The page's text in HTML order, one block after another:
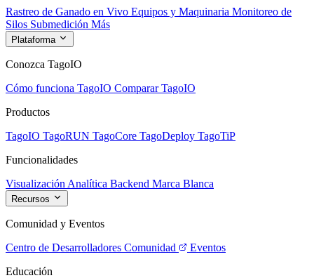
Rastreo de Ganado en Vivo Equipos y Maquinaria Monitoreo de
Silos Submedición Más
Plataforma
Conozca TagoIO
Cómo funciona TagoIO Comparar TagoIO
Productos
TagoIO TagoRUN TagoCore TagoDeploy TagoTiP
Funcionalidades
Visualización Analítica Backend Marca Blanca
Recursos
Comunidad y Eventos
Centro de Desarrolladores Comunidad
Eventos
Educación